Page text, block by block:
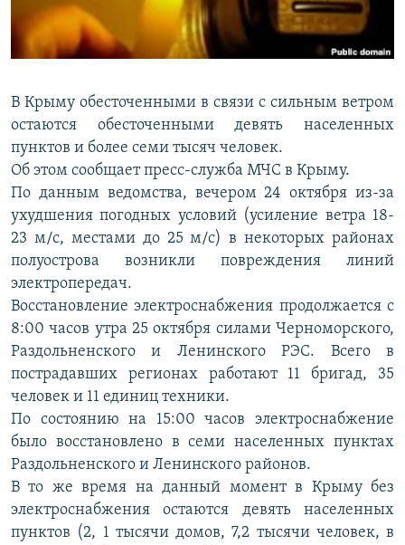
ПОБЕДИТЕЛЕЙ НЕ СУДЯТ?
КРЫМ.НЕПОКОРЕННЫЙ
УКРАИНСКАЯ ПРОБЛЕМА КРЫМА
ПРИСОЕДИНЯЙТЕСЬ!
Все сайты RFE/RL
В Крыму обесточенными в связи с сильным ветром
остаются обесточенными девять населенных
пунктов и более семи тысяч человек.
Об этом сообщает пресс-служба МЧС в Крыму.
По данным ведомства, вечером 24 октября из-за
ухудшения погодных условий (усиление ветра 18-
23 м/с, местами до 25 м/с) в некоторых районах
полуострова возникли повреждения линий
электропередач.
Восстановление электроснабжения продолжается с
8:00 часов утра 25 октября силами Черноморского,
Раздольненского и Ленинского РЭС. Всего в
пострадавших регионах работают 11 бригад, 35
человек и 11 единиц техники.
По состоянию на 15:00 часов электроснабжение
было восстановлено в семи населенных пунктах
Раздольненского и Ленинского районов.
В то же время на данный момент в Крыму без
электроснабжения остаются девять населенных
пунктов (2, 1 тысячи домов, 7,2 тысячи человек, в